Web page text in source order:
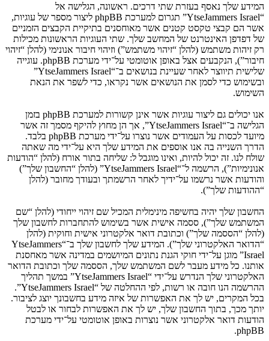
המידע שלך נאסף בעזרת שתי דרכים. ראשונה, הגלישה אל
“YtseJammers Israel” תגרום למערכת phpBB ליצור מספר של עוגיות,
אשר הם קבצי טקסט קטנים אשר מאוחסנים בתיקיית הקבצים הזמניים
של דפדפן האינטרנט של המחשב שלך. שתי העוגיות הראשונות מכילות
רק זיהות משתמש (להלן “זיהוי משתמש”) וזיהוי חיבור אנונימי (להלן “זיהוי
חיבור”), הנקבעים אצל באופן אוטומטי על־ידי מערכת phpBB. עוגייה
שלישית תיווצר לאחר שעיינת בנושאים ב־“YtseJammers Israel”
ובשימוש כדי לסמן את הנושאים אשר נקראו, כדי לשפר את הנאת
השימוש.
אנו יכולים גם ליצור עוגיות אשר אינן קשורות למערכת phpBB בזמן
הגלישה ב־“YtseJammers Israel”, אך הן מחוץ להיקף מסמך זה אשר
מיועד לכסות על העמודים אשר נוצרו על־ידי מערכת phpBB בלבד.
הדרך השנייה בה אנו אוספים את המידע שלך היא על־ידי מה שאתה
שולח לנו. זה יכול להיות, ואינו מוגבל ל: שליחה בתור אורח (להלן “הודעות
אנונימיות”), הרשמה ל־“YtseJammers Israel” (להלן “החשבון שלך”)
והודעות אשר נרשמו על־ידיך לאחר הרשמתך ובעודך מחובר (להלן
“ההודעות שלך”).
החשבון שלך יהיה בחשיפה מינימלית המכיל שם זיהוי ייחודי (להלן “שם
המשתמש שלך”), ססמה אישית אשר בשימוש להתחברות לחשבון שלך
(להלן “הססמה שלך”) וכתובת דואר אלקטרוני אישית וחוקית (להלן
“הדואר האלקטרוני שלך”). המידע שלך לחשבון שלך ב־“YtseJammers
Israel” מוגן על־ידי חוקי הגנת נתונים המיושמים במדינה אשר מאחסנת
אותנו. כל מידע מעבר לשם המשתמש שלך, הססמה שלך וכתובת הדואר
האלקטרוני שלך הנדרש על־ידי “YtseJammers Israel” במשך תהליך
ההרשמה הנו חובה או רשות, לפי ההחלטה של “YtseJammers Israel”.
בכל המקרים, יש לך את האפשרות של איזה מידע בחשבונך יוצג לציבור.
יותך מכך, בתוך החשבון שלך, יש לך את האפשרות לבחור או לבטל
הודעות דואר אלקטרוני אשר נוצרות באופן אוטומטי על־ידי מערכת
phpBB.